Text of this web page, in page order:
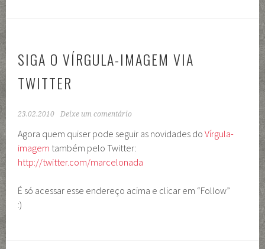
SIGA O VÍRGULA-IMAGEM VIA
TWITTER
23.02.2010 Deixe um comentário
Agora quem quiser pode seguir as novidades doVírgula-
imagem também pelo Twitter:
http://twitter.com/marcelonada
É só acessar esse endereço acima e clicar em “Follow”
:)